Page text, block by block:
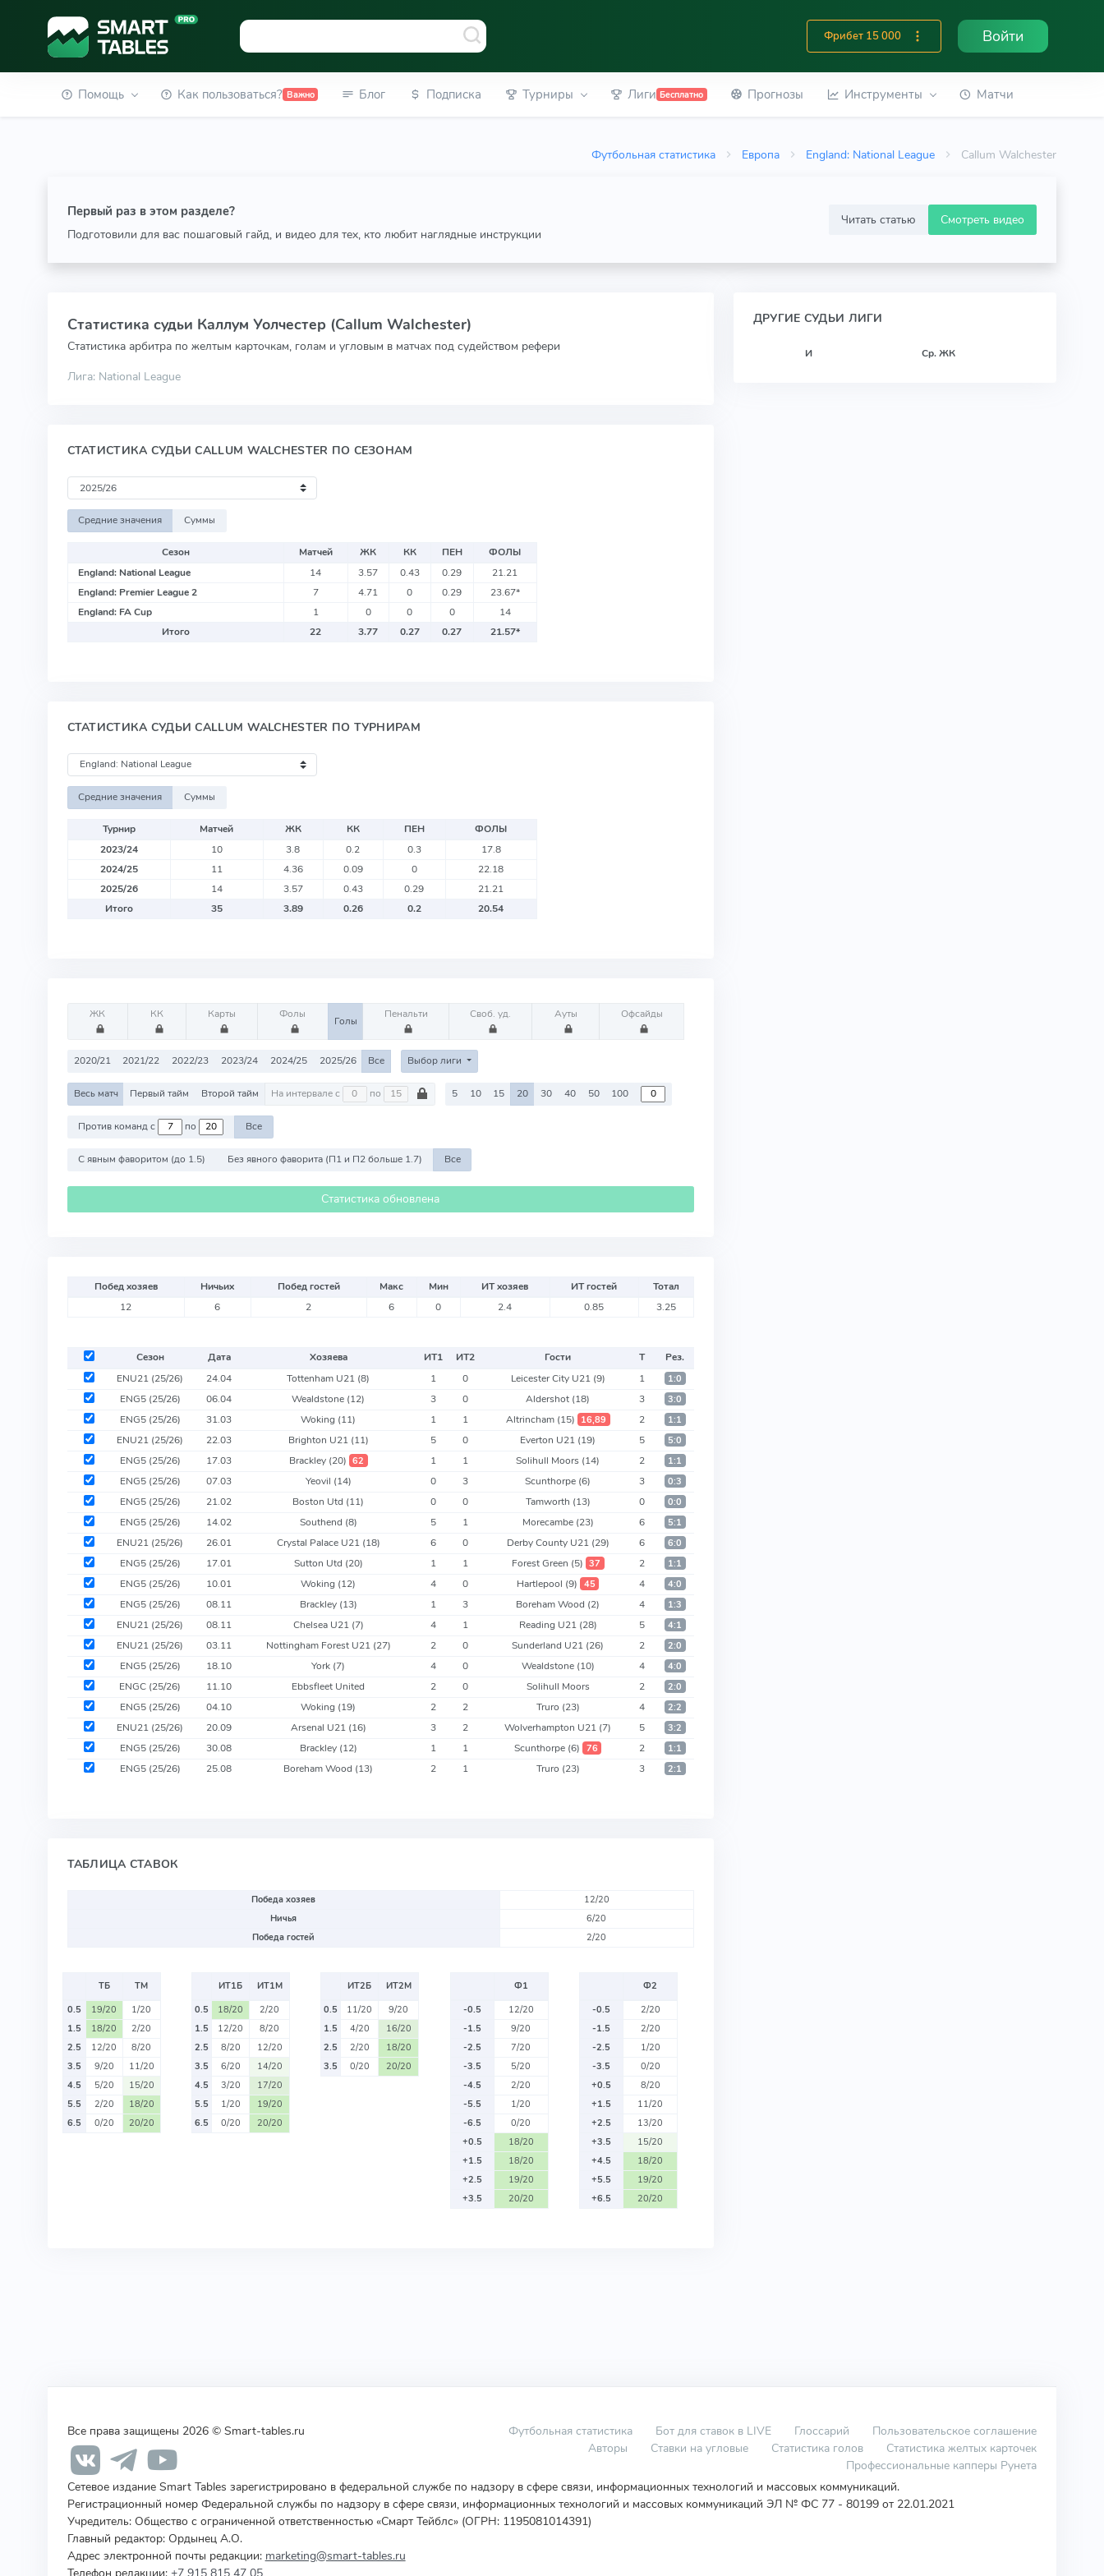
Фрибет 15 000 Войти
Помощь Как пользоваться? Важно Блог Подписка Турниры Лиги Бесплатно Прогнозы Инструменты Матчи
Футбольная статистика Европа England: National League Callum Walchester
Первый раз в этом разделе?
Подготовили для вас пошаговый гайд, и видео для тех, кто любит наглядные инструкции
Читать статью Смотреть видео
Статистика судьи Каллум Уолчестер (Callum Walchester)
Статистика арбитра по желтым карточкам, голам и угловым в матчах под судейством рефери
Лига: National League
СТАТИСТИКА СУДЬИ CALLUM WALCHESTER ПО СЕЗОНАМ
Средние значения Суммы
Сезон Матчей ЖК КК ПЕН
ФОЛЫ
England: National League
14 3.57 0.43 0.29
21.21
England: Premier League 2
7 4.71 0 0.29 23.67*
England: FA Cup
1 0 0 0
14
Итого
22 3.77 0.27 0.27 21.57*
СТАТИСТИКА СУДЬИ CALLUM WALCHESTER ПО ТУРНИРАМ
Средние значения Суммы
Турнир Матчей ЖК КК ПЕН
ФОЛЫ
2023/24
10 3.8 0.2 0.3
17.8
2024/25
11 4.36 0.09 0
22.18
2025/26
14 3.57 0.43 0.29
21.21
Итого
35 3.89 0.26 0.2 20.54
ЖК КК Карты Фолы
Голы
Пенальти Своб. уд. Ауты Офсайды
2020/21 2021/22 2022/23 2023/24 2024/25 2025/26 Все Выбор лиги
Весь матч Первый тайм Второй тайм На интервале с по 5 10 15 20 30 40 50 100
Против команд с по Все
С явным фаворитом (до 1.5) Без явного фаворита (П1 и П2 больше 1.7) Все
Статистика обновлена
Побед хозяев Ничьих Побед гостей Макс Мин ИТ хозяев ИТ гостей
Тотал
12
6 2 6 0 2.4 0.85 3.25
Сезон Дата Хозяева ИТ1 ИТ2 Гости Т
Рез.
ENU21 (25/26)
24.04 Tottenham U21 (8) 1 0 Leicester City U21 (9) 1 1:0
ENG5 (25/26) 06.04 Wealdstone (12) 3 0 Aldershot (18) 3 3:0
ENG5 (25/26) 31.03 Woking (11) 1 1 Altrincham (15) 16,89 2 1:1
ENU21 (25/26) 22.03 Brighton U21 (11) 5 0 Everton U21 (19) 5 5:0
ENG5 (25/26) 17.03 Brackley (20) 62 1 1 Solihull Moors (14) 2 1:1
ENG5 (25/26) 07.03 Yeovil (14) 0 3 Scunthorpe (6) 3 0:3
ENG5 (25/26) 21.02 Boston Utd (11) 0 0 Tamworth (13) 0 0:0
ENG5 (25/26) 14.02 Southend (8) 5 1 Morecambe (23) 6 5:1
ENU21 (25/26) 26.01 Crystal Palace U21 (18) 6 0 Derby County U21 (29) 6 6:0
ENG5 (25/26) 17.01 Sutton Utd (20) 1 1 Forest Green (5) 37 2 1:1
ENG5 (25/26) 10.01 Woking (12) 4 0 Hartlepool (9) 45 4 4:0
ENG5 (25/26) 08.11 Brackley (13) 1 3 Boreham Wood (2) 4 1:3
ENU21 (25/26) 08.11 Chelsea U21 (7) 4 1 Reading U21 (28) 5 4:1
ENU21 (25/26) 03.11 Nottingham Forest U21 (27) 2 0 Sunderland U21 (26) 2 2:0
ENG5 (25/26) 18.10 York (7) 4 0 Wealdstone (10) 4 4:0
ENGC (25/26) 11.10 Ebbsfleet United 2 0 Solihull Moors 2 2:0
ENG5 (25/26) 04.10 Woking (19) 2 2 Truro (23) 4 2:2
ENU21 (25/26) 20.09 Arsenal U21 (16) 3 2 Wolverhampton U21 (7) 5 3:2
ENG5 (25/26) 30.08 Brackley (12) 1 1 Scunthorpe (6) 76 2 1:1
ENG5 (25/26) 25.08 Boreham Wood (13) 2 1 Truro (23) 3 2:1
ТАБЛИЦА СТАВОК
Победа хозяев
12/20
Ничья
6/20
Победа гостей
2/20
ТБ
ТМ
0.5
19/20
1/20
1.5
18/20
2/20
2.5
12/20
8/20
3.5
9/20
11/20
4.5
5/20
15/20
5.5
2/20
18/20
6.5
0/20 20/20
ИТ1Б
ИТ1М
0.5
18/20
2/20
1.5
12/20
8/20
2.5
8/20
12/20
3.5
6/20
14/20
4.5
3/20
17/20
5.5
1/20
19/20
6.5
0/20 20/20
ИТ2Б
ИТ2М
0.5
11/20
9/20
1.5
4/20
16/20
2.5
2/20
18/20
3.5
0/20 20/20
Ф1
-0.5
12/20
-1.5
9/20
-2.5
7/20
-3.5
5/20
-4.5
2/20
-5.5
1/20
-6.5
0/20
+0.5
18/20
+1.5
18/20
+2.5
19/20
+3.5
20/20
Ф2
-0.5
2/20
-1.5
2/20
-2.5
1/20
-3.5
0/20
+0.5
8/20
+1.5
11/20
+2.5
13/20
+3.5
15/20
+4.5
18/20
+5.5
19/20
+6.5
20/20
ДРУГИЕ СУДЬИ ЛИГИ
И Ср. ЖК
Все права защищены 2026 © Smart-tables.ru Футбольная статистика Бот для ставок в LIVE Глоссарий
Пользовательское соглашение
Авторы
Ставки на угловые Статистика голов
Статистика желтых карточек
Профессиональные капперы Рунета
Сетевое издание Smart Tables зарегистрировано в федеральной службе по надзору в сфере связи, информационных технологий и массовых коммуникаций.
Регистрационный номер Федеральной службы по надзору в сфере связи, информационных технологий и массовых коммуникаций ЭЛ № ФС 77 - 80199 от 22.01.2021
Учредитель: Общество с ограниченной ответственностью «Смарт Тейблс» (ОГРН: 1195081014391)
Главный редактор: Ордынец А.О.
Адрес электронной почты редакции: marketing@smart-tables.ru
Телефон редакции: +7 915 815 47 05